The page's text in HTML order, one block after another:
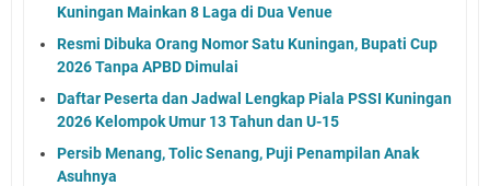
Kuningan Mainkan 8 Laga di Dua Venue
Resmi Dibuka Orang Nomor Satu Kuningan, Bupati Cup
2026 Tanpa APBD Dimulai
Daftar Peserta dan Jadwal Lengkap Piala PSSI Kuningan
2026 Kelompok Umur 13 Tahun dan U-15
Persib Menang, Tolic Senang, Puji Penampilan Anak
Asuhnya